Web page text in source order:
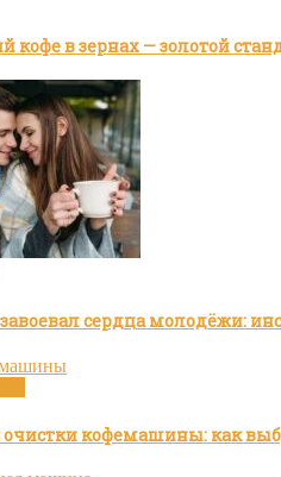
кофе в зернах — золотой
сердца молодёжи:
очистки кофемашины: как